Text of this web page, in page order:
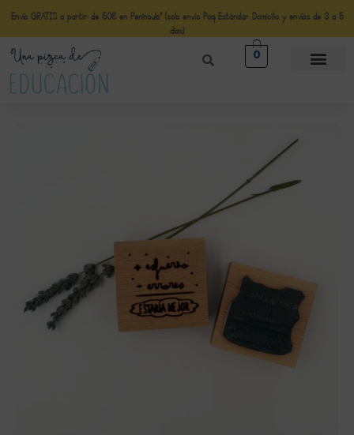
Envío GRATIS a partir de 50€ en Península* (solo envio Paq Estándar Domicilio y envíos de 3 a 5
días)
0